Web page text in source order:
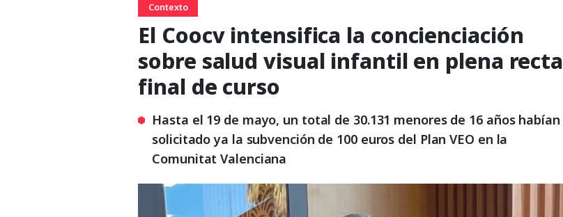
Contexto
El Coocv intensifica la concienciación
sobre salud visual infantil en plena recta
final de curso
Hasta el 19 de mayo, un total de 30.131 menores de 16 años habían
solicitado ya la subvención de 100 euros del Plan VEO en la
Comunitat Valenciana